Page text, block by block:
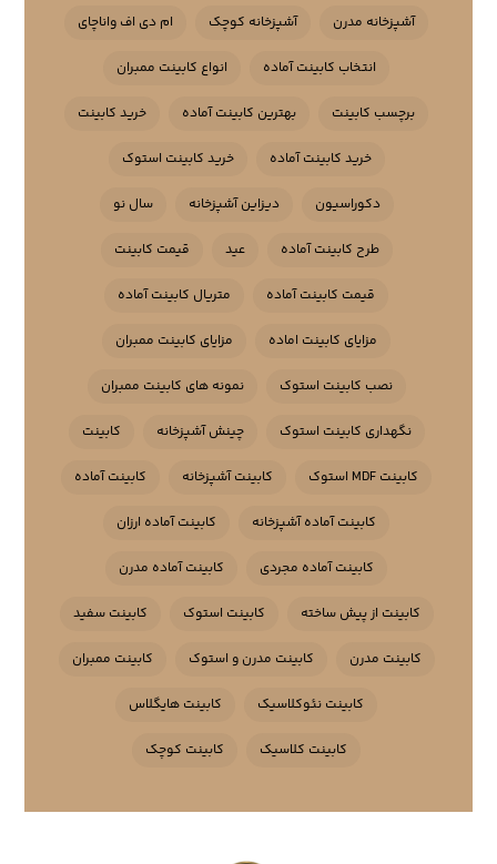
آشپزخانه مدرن آشپزخانه کوچک ام دی اف واناچای
انتخاب کابینت آماده انواع کابینت ممبران
برچسب کابینت بهترین کابینت آماده خرید کابینت
خرید کابینت آماده خرید کابینت استوک
دکوراسیون دیزاین آشپزخانه سال نو
طرح کابینت آماده عید قیمت کابینت
قیمت کابینت آماده متریال کابینت آماده
مزایای کابینت اماده مزایای کابینت ممبران
نصب کابینت استوک نمونه های کابینت ممبران
نگهداری کابینت استوک چینش آشپزخانه کابینت
کابینت MDF استوک کابینت آشپزخانه کابینت آماده
کابینت آماده آشپزخانه کابینت آماده ارزان
کابینت آماده مجردی کابینت آماده مدرن
کابینت از پیش ساخته کابینت استوک کابینت سفید
کابینت مدرن کابینت مدرن و استوک کابینت ممبران
کابینت نئوکلاسیک کابینت هایگلاس
کابینت کلاسیک کابینت کوچک